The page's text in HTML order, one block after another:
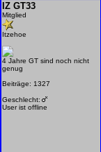
IZ GT33
Mitglied
Itzehoe
4 Jahre GT sind noch nicht
genug
Beiträge: 1327
Geschlecht:
User ist offline